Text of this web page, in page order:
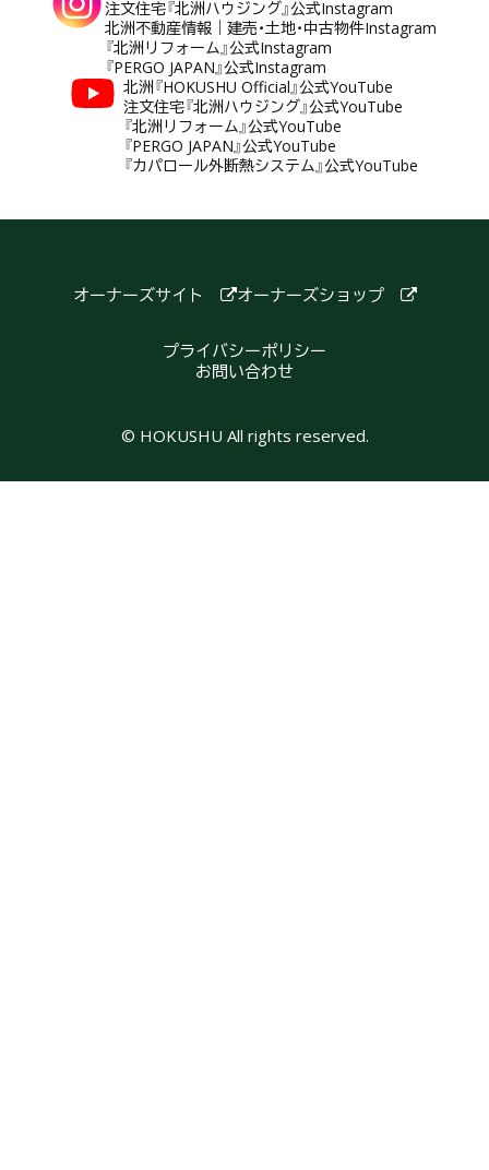
注文住宅『北洲ハウジング』公式Instagram
北洲不動産情報｜建売・土地・中古物件Instagram
『北洲リフォーム』公式Instagram
『PERGO JAPAN』公式Instagram
北洲『HOKUSHU Official』公式YouTube
注文住宅『北洲ハウジング』公式YouTube
『北洲リフォーム』公式YouTube
『PERGO JAPAN』公式YouTube
『カパロール外断熱システム』公式YouTube
オーナーズサイト オーナーズショップ
プライバシーポリシー
お問い合わせ
© HOKUSHU All rights reserved.